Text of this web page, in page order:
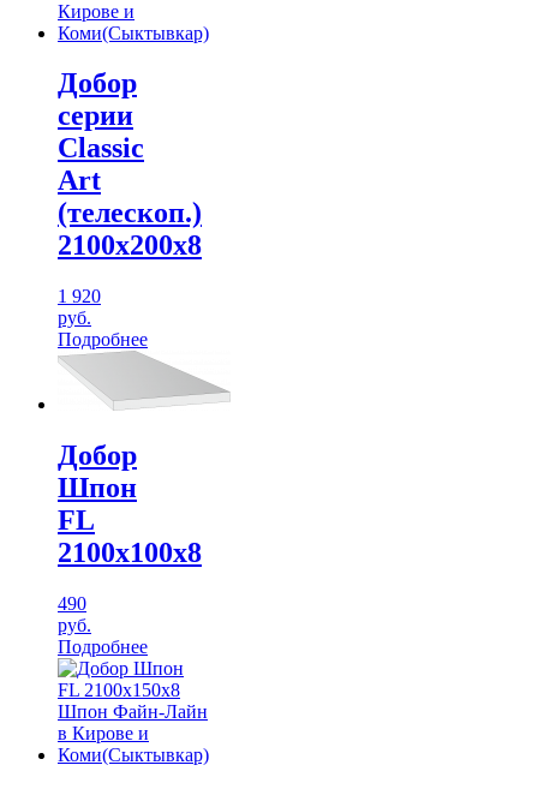
Добор
серии
Classic
Art
(телескоп.)
2100х200х8
1 920
руб.
Подробнее
Добор
Шпон
FL
2100х100х8
490
руб.
Подробнее